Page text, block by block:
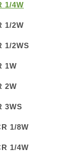
1/4W
1/2W
1/2WS
1W
2W
3WS
1/8W
1/4W